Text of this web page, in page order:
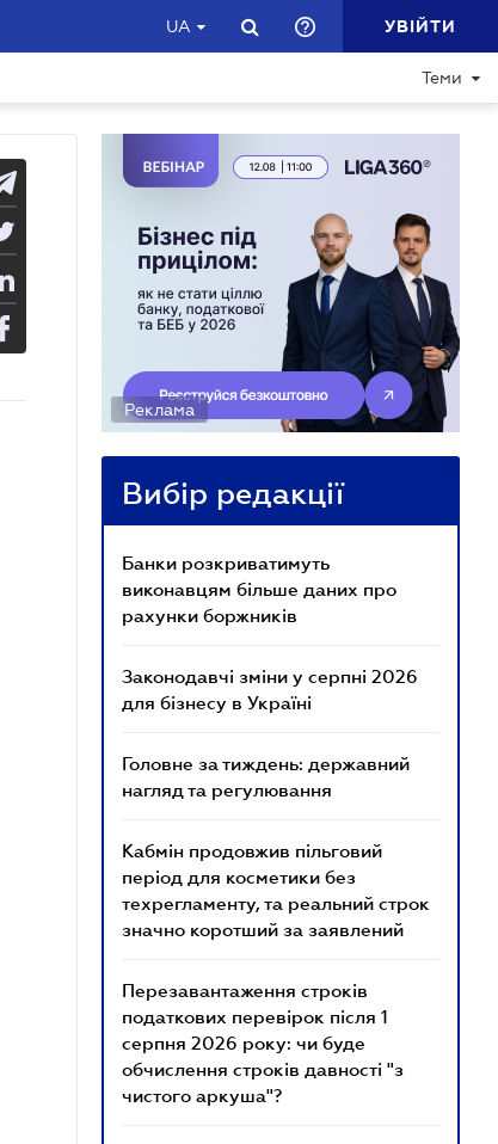
UA УВІЙТИ
Теми
Реклама
Вибір редакції
Банки розкриватимуть
виконавцям більше даних про
рахунки боржників
Законодавчі зміни у серпні 2026
для бізнесу в Україні
Головне за тиждень: державний
нагляд та регулювання
Кабмін продовжив пільговий
період для косметики без
техрегламенту, та реальний строк
значно коротший за заявлений
Перезавантаження строків
податкових перевірок після 1
серпня 2026 року: чи буде
обчислення строків давності "з
чистого аркуша"?